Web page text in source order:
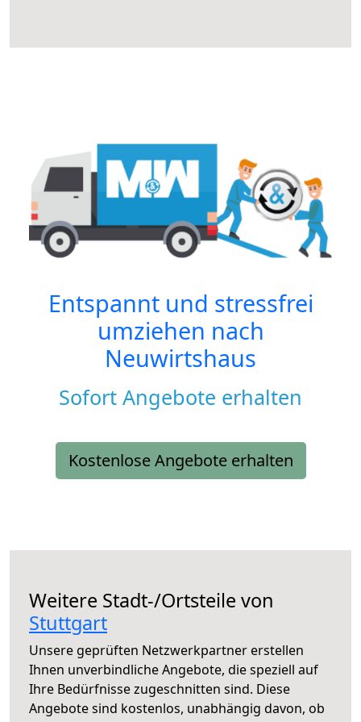
Entspannt und stressfrei
umziehen nach
Neuwirtshaus
Sofort Angebote erhalten
Kostenlose Angebote erhalten
Weitere Stadt-/Ortsteile von
Stuttgart
Unsere geprüften Netzwerkpartner erstellen
Ihnen unverbindliche Angebote, die speziell auf
Ihre Bedürfnisse zugeschnitten sind. Diese
Angebote sind kostenlos, unabhängig davon, ob